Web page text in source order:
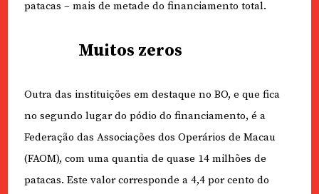
patacas – mais de metade do financiamento total.
Muitos zeros
Outra das instituições em destaque no BO, e que fica
no segundo lugar do pódio do financiamento, é a
Federação das Associações dos Operários de Macau
(FAOM), com uma quantia de quase 14 milhões de
patacas. Este valor corresponde a 4,4 por cento do